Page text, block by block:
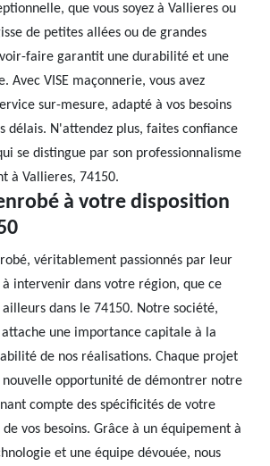
que vous soyez à Vallieres ou
de petites allées ou de grandes
faire garantit une durabilité et une
Avec VISE maçonnerie, vous avez
sur-mesure, adapté à vos besoins
délais. N'attendez plus, faites confiance
se distingue par son professionnalisme
à Vallieres, 74150.
à votre disposition
véritablement passionnés par leur
intervenir dans votre région, que ce
dans le 74150. Notre société,
attache une importance capitale à la
de nos réalisations. Chaque projet
nouvelle opportunité de démontrer notre
compte des spécificités de votre
vos besoins. Grâce à un équipement à
et une équipe dévouée, nous